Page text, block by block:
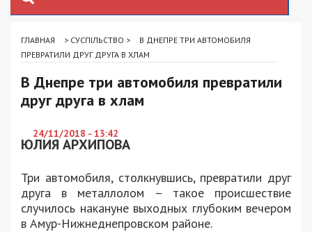
ГЛАВНАЯ > СУСПІЛЬСТВО >
В ДНЕПРЕ ТРИ АВТОМОБИЛЯ
ПРЕВРАТИЛИ ДРУГ ДРУГА В ХЛАМ
В Днепре три автомобиля превратили
друг друга в хлам
24/11/2018 - 13:42
ЮЛИЯ АРХИПОВА
Три автомобиля, столкнувшись, превратили друг
друга в металлолом – такое происшествие
случилось накануне выходных глубоким вечером
в Амур-Нижнеднепровском районе.